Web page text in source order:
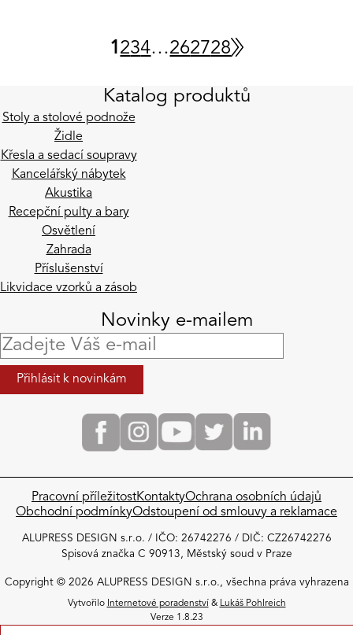
1234…262728
Katalog produktů
Stoly a stolové podnože
Židle
Křesla a sedací soupravy
Kancelářský nábytek
Akustika
Recepční pulty a bary
Osvětlení
Zahrada
Příslušenství
Likvidace vzorků a zásob
Novinky e-mailem
Pracovní příležitostKontaktyOchrana osobních údajů
Obchodní podmínky​Odstoupení od smlouvy a reklamace
ALUPRESS DESIGN s.r.o. / IČO: 26742276 / DIČ: CZ26742276
Spisová značka C 90913, Městský soud v Praze
Copyright © 2026 ALUPRESS DESIGN s.r.o., všechna práva vyhrazena
Vytvořilo Internetové poradenství & Lukáš Pohlreich
Verze 1.8.23